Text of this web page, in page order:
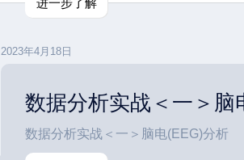
进一步了解
2023年4月18日
数据分析实战＜一＞脑
数据分析实战＜一＞脑电(EEG)分析